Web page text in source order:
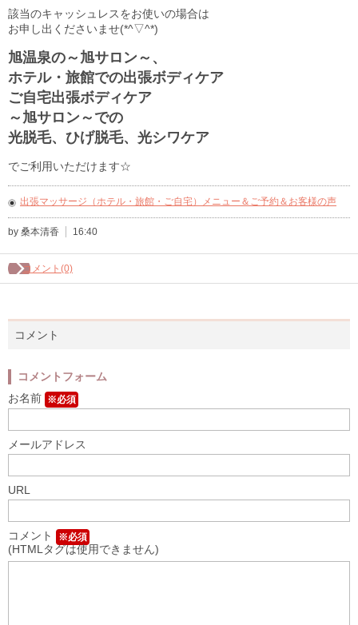
該当のキャッシュレスをお使いの場合は
お申し出くださいませ(*^▽^*)
旭温泉の～旭サロン～、
ホテル・旅館での出張ボディケア
ご自宅出張ボディケア
～旭サロン～での
光脱毛、ひげ脱毛、光シワケア
でご利用いただけます☆
出張マッサージ（ホテル・旅館・ご自宅）メニュー＆ご予約＆お客様の声
by 桑本清香 16:40
コメント(0)
コメント
コメントフォーム
お名前 ※必須
メールアドレス
URL
コメント ※必須
(HTMLタグは使用できません)